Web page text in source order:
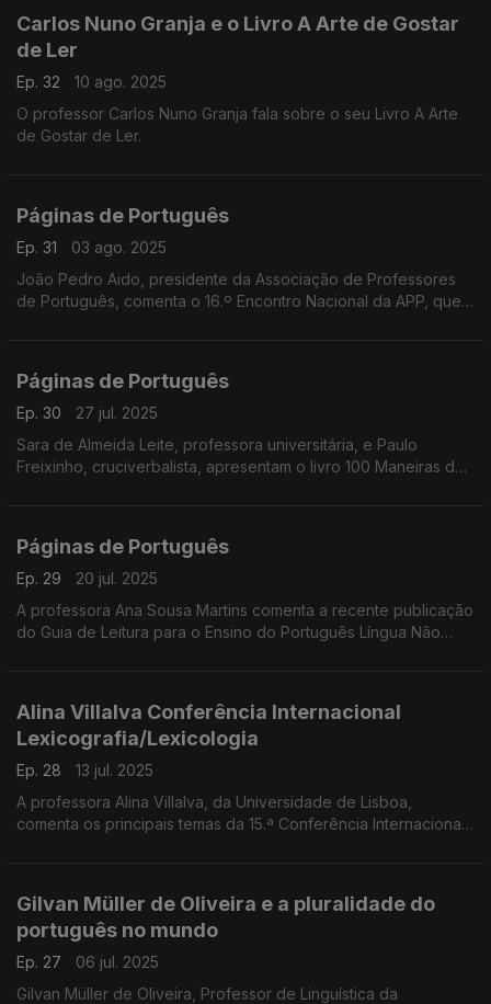
Carlos Nuno Granja e o Livro A Arte de Gostar
de Ler
Ep. 32
10 ago. 2025
O professor Carlos Nuno Granja fala sobre o seu Livro A Arte
de Gostar de Ler.
Páginas de Português
Ep. 31
03 ago. 2025
João Pedro Aido, presidente da Associação de Professores
de Português, comenta o 16.º Encontro Nacional da APP, que
Páginas de Português
Ep. 30
27 jul. 2025
Sara de Almeida Leite, professora universitária, e Paulo
Freixinho, cruciverbalista, apresentam o livro 100 Maneiras de
Páginas de Português
Ep. 29
20 jul. 2025
A professora Ana Sousa Martins comenta a recente publicação
do Guia de Leitura para o Ensino do Português Língua Não
Alina Villalva Conferência Internacional
Lexicografia/Lexicologia
Ep. 28
13 jul. 2025
A professora Alina Villalva, da Universidade de Lisboa,
comenta os principais temas da 15.ª Conferência Internacional
Gilvan Müller de Oliveira e a pluralidade do
português no mundo
Ep. 27
06 jul. 2025
Gilvan Müller de Oliveira, Professor de Linguística da